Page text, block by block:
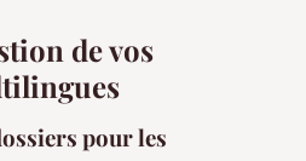
de vos
pour les